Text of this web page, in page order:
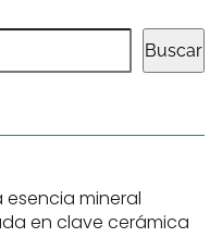
Buscar
esencia mineral
en clave cerámica